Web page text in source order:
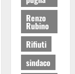
Renzo
Rubino
Rifiuti
sindaco